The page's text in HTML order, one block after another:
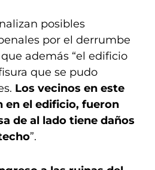
posibles
por el derrumbe
además “el edificio
que se pudo
Los vecinos en este
en el edificio, fueron
de al lado tiene daños
”.